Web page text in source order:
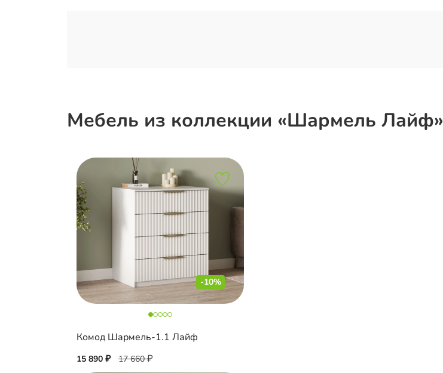
Мебель из коллекции «Шармель Лайф»
-10%
Комод Шармель-1.1 Лайф
15 890 17 660